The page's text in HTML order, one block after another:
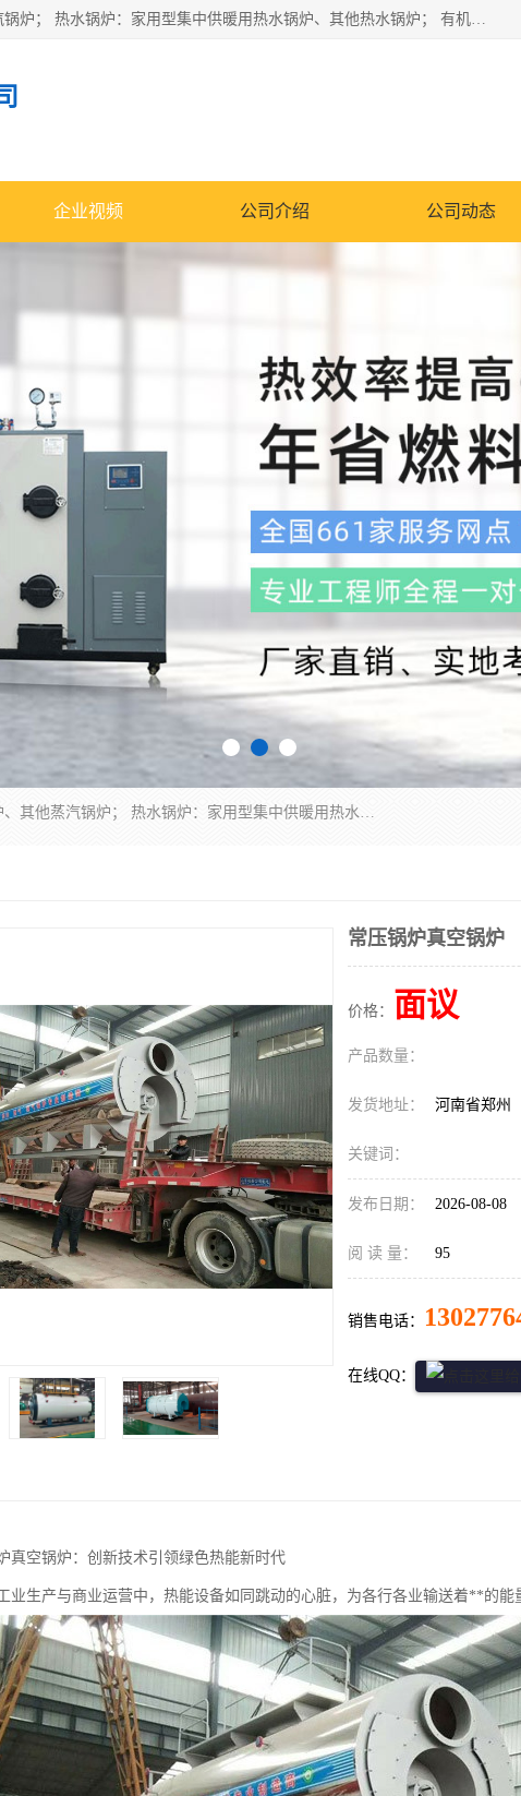
蒸汽锅炉：水管锅炉、火管锅炉、混合式锅炉、其他蒸汽锅炉； 热水锅炉：家用型集中供暖用热水锅炉、其他热水锅炉； 有机热载体锅炉； 船用蒸汽锅炉； （锅炉用辅助设备及装置）蒸汽冷凝器：表面冷凝器、混合式冷凝器、空冷式冷凝器、其他蒸汽冷凝器； 锅炉用辅助设备：节热器、蒸汽收集器、蓄能器、烟垢清除器、气体回收器、泥渣刮除器、空气预热器、其他锅炉用辅助设备；
企业视频 公司介绍 公司动态
蒸汽锅炉：水管锅炉、火管锅炉、混合式锅炉、其他蒸汽锅炉； 热水锅炉：家用型集中供暖用热水锅炉、其他热水锅炉； 有机热载体锅炉； 船用蒸汽锅炉； （锅炉用辅助设备及装置）蒸汽冷凝器：表面冷凝器、混合式冷凝器、空冷式冷凝器、其他蒸汽冷凝器； 锅炉用辅助设备：节热器、蒸汽收集器、蓄能器、烟垢清除器、气体回收器、泥渣刮除器、空气预热器、其他锅炉用辅助设备；
常压锅炉真空锅炉
价格： 面议
产品数量：
发货地址： 河南省郑州
关键词：
发布日期： 2026-08-08
阅 读 量： 95
销售电话：
在线QQ：
真空锅炉：创新技术引领绿色热能新时代
业生产与商业运营中，热能设备如同跳动的心脏，为各行各业输送着**的能